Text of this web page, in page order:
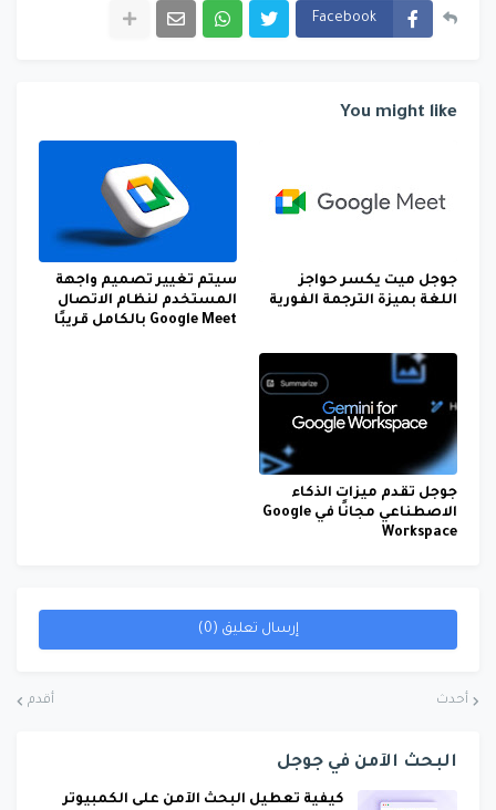
Facebook
You might like
جوجل ميت يكسر حواجز
اللغة بميزة الترجمة الفورية
سيتم تغيير تصميم واجهة
المستخدم لنظام الاتصال
Google Meet بالكامل قريبًا
جوجل تقدم ميزات الذكاء
الاصطناعي مجانًا في Google
Workspace
إرسال تعليق (0)
أحدث أقدم
البحث الآمن في جوجل
كيفية تعطيل البحث الآمن على الكمبيوتر